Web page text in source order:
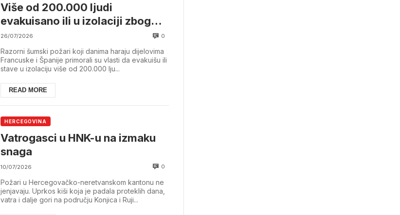
Više od 200.000 ljudi
evakuisano ili u izolaciji zbog
razornih požara u Francuskoj i
Španiji
26/07/2026 0
Razorni šumski požari koji danima haraju dijelovima
Francuske i Španije primorali su vlasti da evakuišu ili
stave u izolaciju više od 200.000 lju...
READ MORE
HERCEGOVINA
Vatrogasci u HNK-u na izmaku
snaga
10/07/2026 0
Požari u Hercegovačko-neretvanskom kantonu ne
jenjavaju. Uprkos kiši koja je padala proteklih dana,
vatra i dalje gori na području Konjica i Ruji...